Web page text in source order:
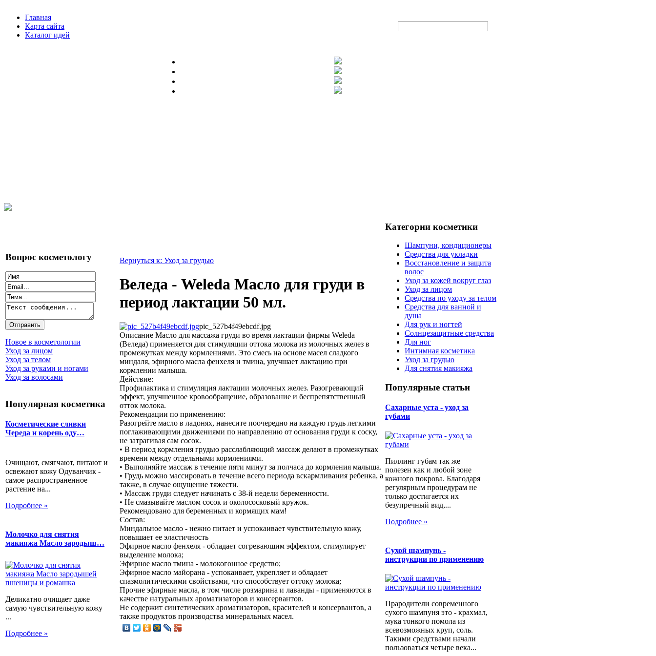
Главная
Карта сайта
Каталог идей
Вопрос косметологу
Новое в косметологии
Уход за лицом
Уход за телом
Уход за руками и ногами
Уход за волосами
Популярная косметика
Косметические сливки
Череда и корень оду…
Очищают, смягчают, питают и
освежают кожу Одуванчик -
самое распространенное
растение на...
Подробнее »
Молочко для снятия
макияжа Масло зародыш…
Деликатно очищает даже
самую чувствительную кожу
...
Подробнее »
Вернуться к: Уход за грудью
Веледа - Weleda Масло для груди в
период лактации 50 мл.
pic_527b4f49ebcdf.jpg
Описание Масло для массажа груди во время лактации фирмы Weleda
(Веледа) применяется для стимуляции оттока молока из молочных желез в
промежутках между кормлениями. Это смесь на основе масел сладкого
миндаля, эфирного масла фенхеля и тмина, улучшает лактацию при
кормлении малыша.
Действие:
Профилактика и стимуляция лактации молочных желез. Разогревающий
эффект, улучшенное кровообращение, образование и беспрепятственный
отток молока.
Рекомендации по применению:
Разогрейте масло в ладонях, нанесите поочередно на каждую грудь легкими
поглаживающими движениями по направлению от основания груди к соску,
не затрагивая сам сосок.
• В период кормления грудью расслабляющий массаж делают в промежутках
времени между отдельными кормлениями.
• Выполняйте массаж в течение пяти минут за полчаса до кормления малыша.
• Грудь можно массировать в течение всего периода вскармливания ребенка, а
также, в случае ощущение тяжести.
• Массаж груди следует начинать с 38-й недели беременности.
• Не смазывайте маслом сосок и околососковый кружок.
Рекомендовано для беременных и кормящих мам!
Состав:
Миндальное масло - нежно питает и успокаивает чувствительную кожу,
повышает ее эластичность
Эфирное масло фенхеля - обладает согревающим эффектом, стимулирует
выделение молока;
Эфирное масло тмина - молокогонное средство;
Эфирное масло майорана - успокаивает, укрепляет и обладает
спазмолитическими свойствами, что способствует оттоку молока;
Прочие эфирные масла, в том числе розмарина и лаванды - применяются в
качестве натуральных ароматизаторов и консервантов.
Не содержит синтетических ароматизаторов, красителей и консервантов, а
также продуктов производства минеральных масел.
Категории косметики
Шампуни, кондиционеры
Средства для укладки
Восстановление и защита
волос
Уход за кожей вокруг глаз
Уход за лицом
Средства по уходу за телом
Средства для ванной и
душа
Для рук и ногтей
Солнцезащитные средства
Для ног
Интимная косметика
Уход за грудью
Для снятия макияжа
Популярные статьи
Сахарные уста - уход за
губами
Пиллинг губам так же
полезен как и любой зоне
кожного покрова. Благодаря
регулярным процедурам не
только достигается их
безупречный вид,...
Подробнее »
Сухой шампунь -
инструкции по применению
Прародители современного
сухого шампуня это - крахмал,
мука тонкого помола из
всевозможных круп, соль.
Такими средствами начали
пользоваться четыре века...